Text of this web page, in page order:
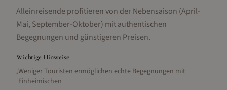
Alleinreisende profitieren von der Nebensaison (April-
Mai, September-Oktober) mit authentischen
Begegnungen und günstigeren Preisen.
Wichtige Hinweise
•Weniger Touristen ermöglichen echte Begegnungen mit
Einheimischen